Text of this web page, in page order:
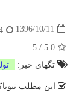
1396/10/11
5.0
/
5
تگهای خبر:
این مطلب